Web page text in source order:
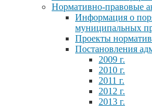
Нормативно-правовые
Информация о
муниципальных
Проекты
Постановления
2009 г.
2010 г.
2011 г.
2012 г.
2013 г.